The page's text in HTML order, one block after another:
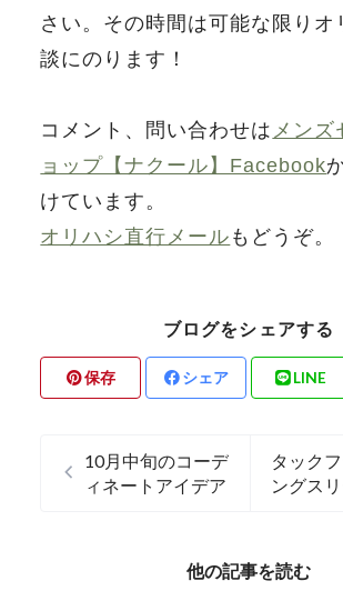
さい。その時間は可能な限りオ
談にのります！
コメント、問い合わせは メンズ
ョップ【ナクール】Facebook
けています。
オリハシ直行メール もどうぞ
ブログをシェアする
保存 シェア LINE
10月中旬のコーデ
ィネートアイデア
タック
ングス
他の記事を読む